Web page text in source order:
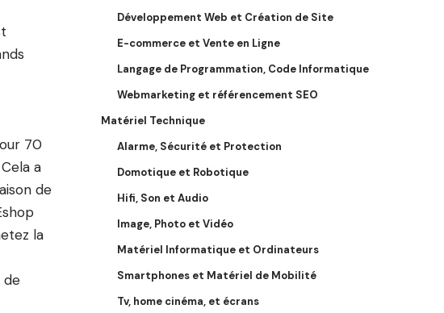
70
a
de
la
de
Développement Web et Création de Site
E-commerce et Vente en Ligne
Langage de Programmation, Code Informatique
Webmarketing et référencement SEO
Matériel Technique
Alarme, Sécurité et Protection
Domotique et Robotique
Hifi, Son et Audio
Image, Photo et Vidéo
Matériel Informatique et Ordinateurs
Smartphones et Matériel de Mobilité
Tv, home cinéma, et écrans